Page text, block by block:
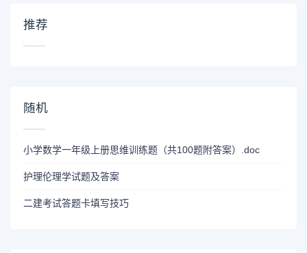
推荐
随机
小学数学一年级上册思维训练题（共100题附答案）.doc
护理伦理学试题及答案
二建考试答题卡填写技巧